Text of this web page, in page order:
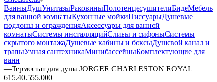
ВанныДушУнитазыРаковиныПолотенцесушителиБидеМебель
для ванной комнатыКухонные мойкиПиссуарыДушевые
поддоны и огражденияАксессуары для ванной
комнатыСистемы инсталляцийСливы и сифоныСистемы
скрытого монтажаДушевые кабины и боксыДушевой канал и
трапыУмная сантехникаМинибассейныКомплектующие для
ванн
—Термостат для душа JORGER CHARLESTON ROYAL
615.40.555.000